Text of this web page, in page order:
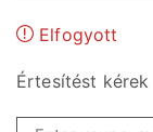
Elfogyott
Értesítést